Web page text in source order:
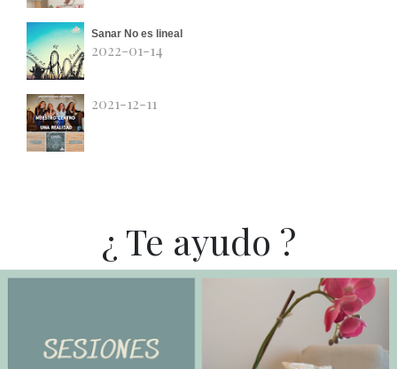
Sanar No es lineal
2022-01-14
2021-12-11
¿ Te ayudo ?